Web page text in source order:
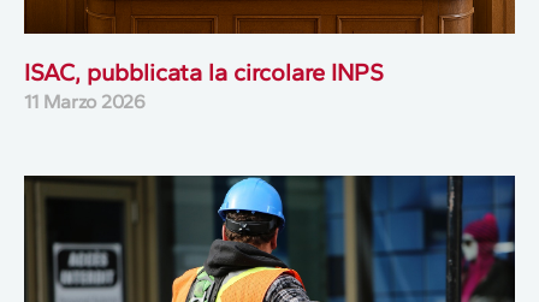
ISAC, pubblicata la circolare INPS
11 Marzo 2026